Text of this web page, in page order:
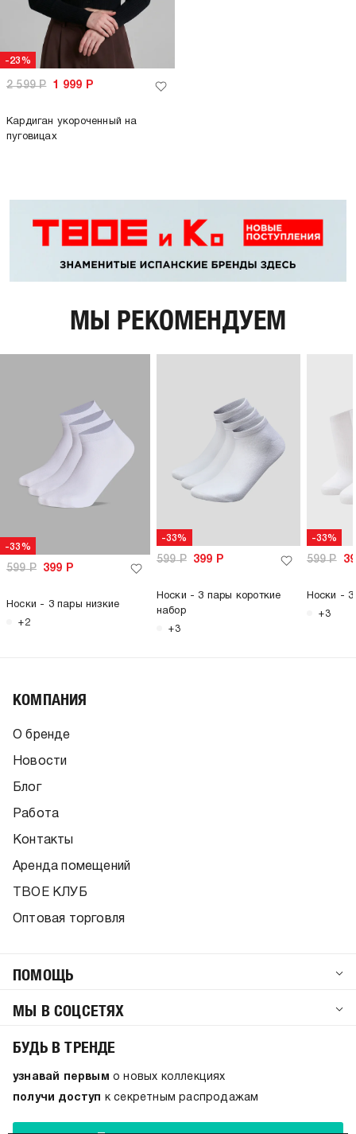
-23%
2 599Р 1 999 Р
Кардиган укороченный на
пуговицах
МЫ РЕКОМЕНДУЕМ
-33%
599Р 399 Р
Носки - 3 пары низкие
+2
-33%
599Р 399 Р
Носки - 3 пары короткие
набор
+3
-33%
599Р
Носки - 3
+3
КОМПАНИЯ
О бренде
Новости
Блог
Работа
Контакты
Аренда помещений
ТВОЕ КЛУБ
Оптовая торговля
ПОМОЩЬ
МЫ В СОЦСЕТЯХ
БУДЬ В ТРЕНДЕ
узнавай первым о новых коллекциях
получи доступ к секретным распродажам